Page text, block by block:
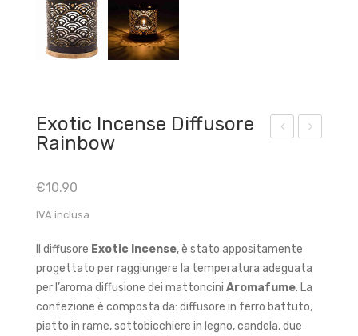
diff
uso
re
Oh
diff
uso
re
Exotic Incense Diffusore
Rainbow
€10.90
IVA inclusa
Il diffusore Exotic Incense, è stato appositamente
progettato per raggiungere la temperatura adeguata
per l’aroma diffusione dei mattoncini Aromafume. La
confezione è composta da: diffusore in ferro battuto,
piatto in rame, sottobicchiere in legno, candela, due